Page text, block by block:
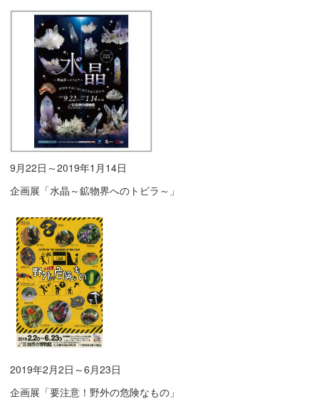
9月22日～2019年1月14日
企画展「水晶～鉱物界へのトビラ～」
2019年2月2日～6月23日
企画展「要注意！野外の危険なもの」